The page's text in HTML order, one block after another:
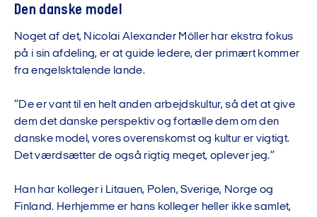
Den danske model
Noget af det, Nicolai Alexander Möller har ekstra fokus
på i sin afdeling, er at guide ledere, der primært kommer
fra engelsktalende lande.
”De er vant til en helt anden arbejdskultur, så det at give
dem det danske perspektiv og fortælle dem om den
danske model, vores overenskomst og kultur er vigtigt.
Det værdsætter de også rigtig meget, oplever jeg.”
Han har kolleger i Litauen, Polen, Sverige, Norge og
Finland. Herhjemme er hans kolleger heller ikke samlet,